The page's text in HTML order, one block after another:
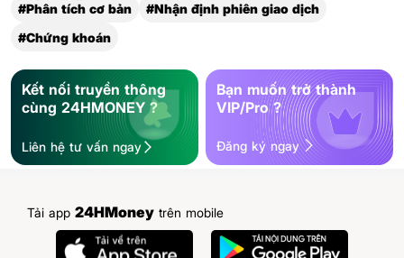
#Phân tích cơ bản
#Nhận định phiên giao dịch
#Chứng khoán
Kết nối truyền thông
cùng 24HMONEY ?
Liên hệ tư vấn ngay
Bạn muốn trở thành
VIP/Pro ?
Đăng ký ngay
Tải app 24HMoney trên mobile